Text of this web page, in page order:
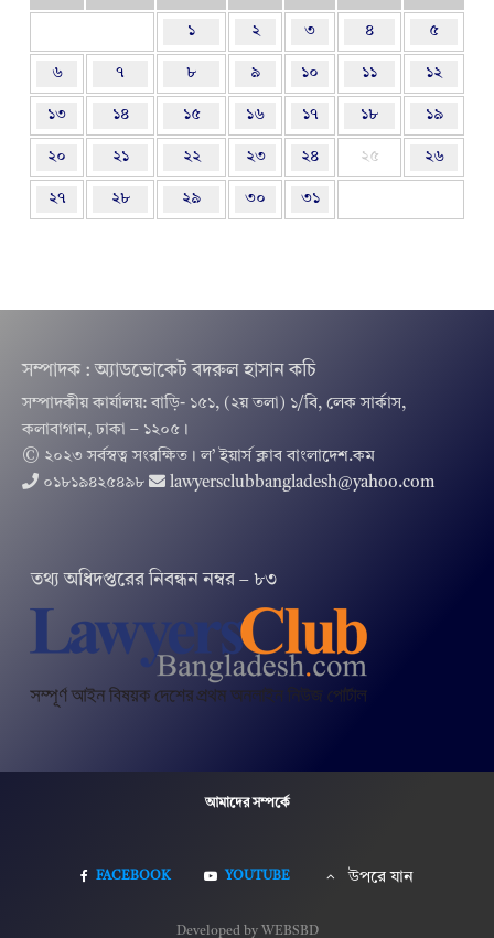
১ ২ ৩ ৪ ৫
৬ ৭ ৮ ৯ ১০ ১১ ১২
১৩ ১৪ ১৫ ১৬ ১৭ ১৮ ১৯
২০ ২১ ২২ ২৩ ২৪ ২৫ ২৬
২৭ ২৮ ২৯ ৩০ ৩১
সম্পাদক : অ্যাডভোকেট বদরুল হাসান কচি
সম্পাদকীয় কার্যালয়: বাড়ি- ১৫১, (২য় তলা) ১/বি, লেক সার্কাস,
কলাবাগান, ঢাকা – ১২০৫।
© ২০২৩ সর্বস্বত্ব সংরক্ষিত । ল’ ইয়ার্স ক্লাব বাংলাদেশ.কম
০১৮১৯৪২৫৪৯৮
lawyersclubbangladesh@yahoo.com
তথ‌্য অ‌ধিদপ্ত‌রের নিবন্ধন নম্বর – ৮৩
আমাদের সম্পর্কে
FACEBOOK YOUTUBE উপরে যান
Developed by WEBSBD